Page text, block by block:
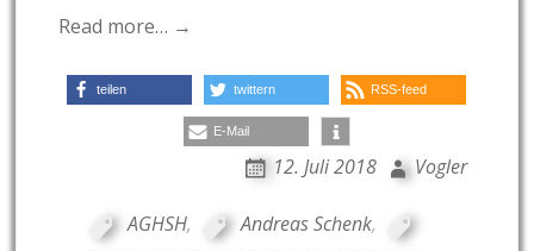
Read more… →
teilen twittern RSS-feed
E-Mail
12. Juli 2018 Vogler
AGHSH, Andreas Schenk,